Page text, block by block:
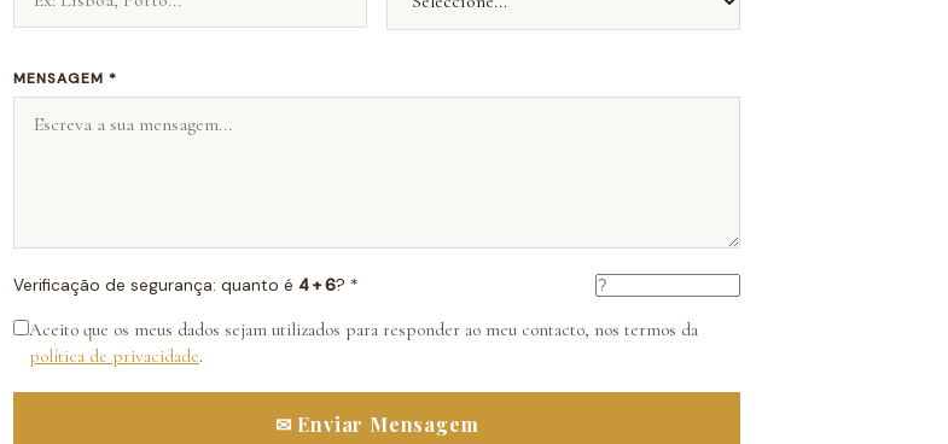
MENSAGEM *
Verificação de segurança: quanto é 4 + 6? *
Aceito que os meus dados sejam utilizados para responder ao meu contacto, nos termos da
política de privacidade.
✉ Enviar Mensagem